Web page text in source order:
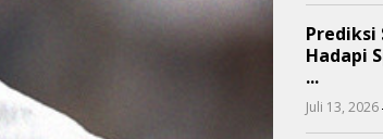
Prediksi
Hadapi
...
Juli 13, 2026